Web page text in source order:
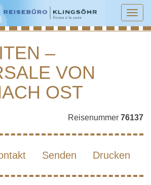
– TRAVERSALE VON
WEST NACH OST
–
VON
OST
Reisenummer 76137
Senden Drucken